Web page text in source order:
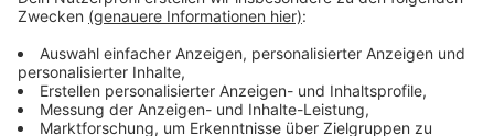
Wir verwenden einen Service eines
Drittanbieters, um Videoinhalte
einzubetten. Dieser Service kann
Daten zu Ihren Aktivitäten
sammeln. Bitte lesen Sie die